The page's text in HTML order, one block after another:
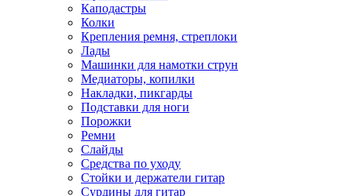
Каподастры
Колки
Крепления ремня, стреплоки
Лады
Машинки для намотки струн
Медиаторы, копилки
Накладки, пикгарды
Подставки для ноги
Порожки
Ремни
Слайды
Средства по уходу
Стойки и держатели гитар
Сурдины для гитар